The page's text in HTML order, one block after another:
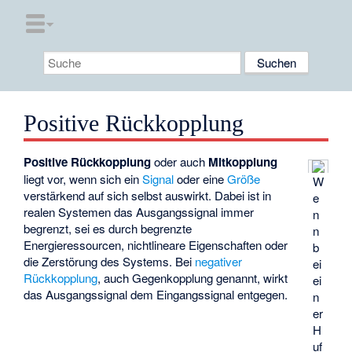
Positive Rückkopplung
W
e
n
n
b
ei
ei
n
er
H
uf
Positive Rückkopplungoder auch Mitkopplung
liegt vor, wenn sich einSignaloder eineGröße
verstärkend auf sich selbst auswirkt. Dabei ist in
realen Systemen das Ausgangssignal immer
begrenzt, sei es durch begrenzte
Energieressourcen, nichtlineare Eigenschaften oder
die Zerstörung des Systems. Bei negativer
Rückkopplung, auch Gegenkopplung genannt, wirkt
das Ausgangssignal dem Eingangssignal entgegen.